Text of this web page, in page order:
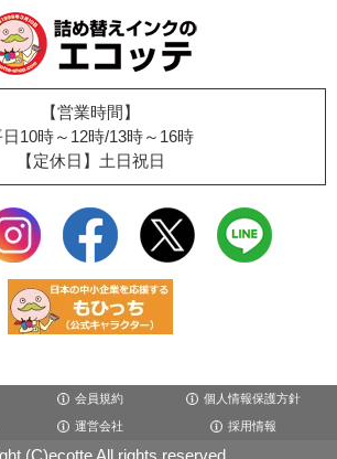
【営業時間】
日10時～12時/13時～16時
【定休日】土日祝日
会員規約 個人情報保護方針
運営会社 採用情報